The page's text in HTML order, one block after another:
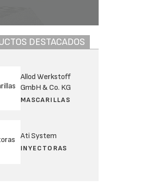
DESTACADOS
Allod Werkstoff
GmbH & Co. KG
MASCARILLAS
Ati System
INYECTORAS